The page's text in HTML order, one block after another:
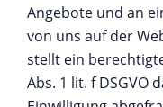
Angebote und an
von uns auf der
stellt ein
Abs. 1 lit. f DSGVO